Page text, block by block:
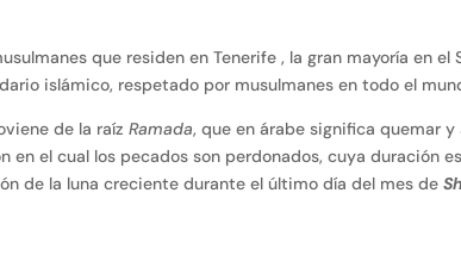
que residen en Tenerife , la gran mayoría en el
islámico, respetado por musulmanes en todo el
de la raízRamada, que en árabe significa quemar
en el cual los pecados son perdonados, cuya duración
de la luna creciente durante el último día del mes de